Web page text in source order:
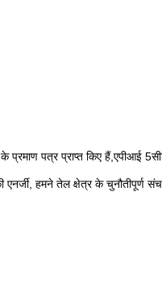
पत्र प्राप्त किए हैं,एपीआई
हमने तेल क्षेत्र के चुनौतीपूर्ण